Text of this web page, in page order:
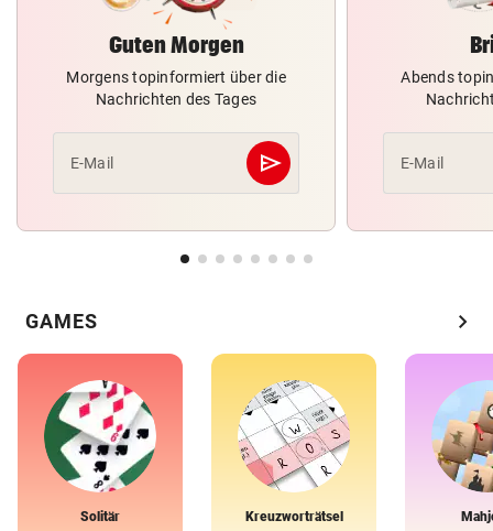
Guten Morgen
Morgens topinformiert über die
Nachrichten des Tages
E-Mail send
Abschicken
Abends
E-Mail
GAMES chevron_right
Solitär Kreuzworträtsel